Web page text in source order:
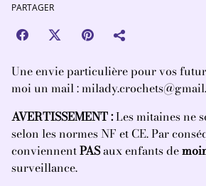
PARTAGER
Une envie particulière pour vos
moi un mail :
AVERTISSEMENT :Les mitaines ne
selon les normes NF et CE. Par
conviennentPASaux enfants de
surveillance.